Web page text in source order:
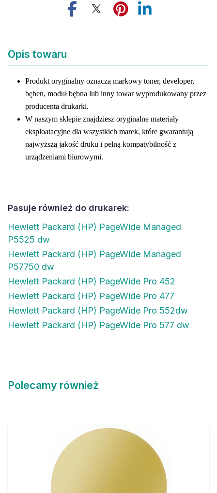
Opis towaru
Produkt oryginalny oznacza markowy toner, developer,
bęben, moduł bębna lub inny towar wyprodukowany przez
producenta drukarki.
W naszym sklepie znajdziesz oryginalne materiały
eksploatacyjne dla wszystkich marek, które gwarantują
najwyższą jakość druku i pełną kompatybilność z
urządzeniami biurowymi.
Pasuje również do drukarek:
Hewlett Packard (HP) PageWide Managed
P5525 dw
Hewlett Packard (HP) PageWide Managed
P57750 dw
Hewlett Packard (HP) PageWide Pro 452
Hewlett Packard (HP) PageWide Pro 477
Hewlett Packard (HP) PageWide Pro 552dw
Hewlett Packard (HP) PageWide Pro 577 dw
Polecamy również